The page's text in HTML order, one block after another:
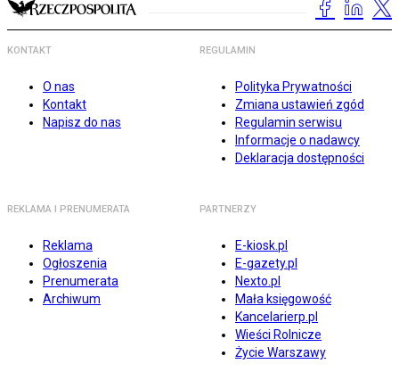
KONTAKT
O nas
Kontakt
Napisz do nas
REGULAMIN
Polityka Prywatności
Zmiana ustawień zgód
Regulamin serwisu
Informacje o nadawcy
Deklaracja dostępności
REKLAMA I PRENUMERATA
Reklama
Ogłoszenia
Prenumerata
Archiwum
PARTNERZY
E-kiosk.pl
E-gazety.pl
Nexto.pl
Mała księgowość
Kancelarierp.pl
Wieści Rolnicze
Życie Warszawy